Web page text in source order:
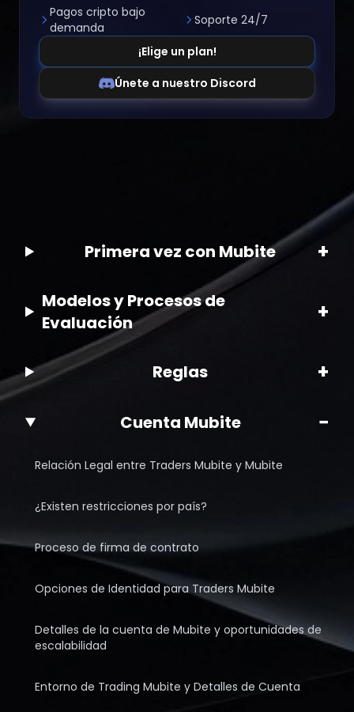
Primera vez con Mubite +
Modelos y Procesos de
Evaluación
+
Reglas +
Cuenta Mubite −
Relación Legal entre Traders Mubite y Mubite
¿Existen restricciones por país?
Proceso de firma de contrato
Opciones de Identidad para Traders Mubite
Detalles de la cuenta de Mubite y oportunidades de
escalabilidad
Entorno de Trading Mubite y Detalles de Cuenta
Pagos cripto bajo
demanda
Soporte 24/7
¡Elige un plan!
Únete a nuestro Discord